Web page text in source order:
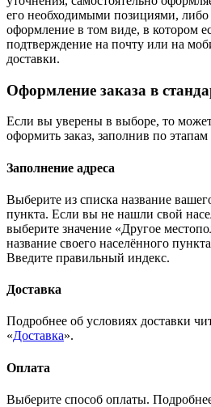
его необходимыми позициями, либо
оформление в том виде, в котором
подтверждение на почту или на
доставки.
Оформление заказа в
Если вы уверены в выборе, то
оформить заказ, заполнив по
Заполнение адреса
Выберите из списка название
пункта. Если вы не нашли свой
выберите значение «Другое
название своего населённого
Введите правильный индекс.
Доставка
Подробнее об условиях доставки
«Доставка».
Оплата
Выберите способ оплаты.